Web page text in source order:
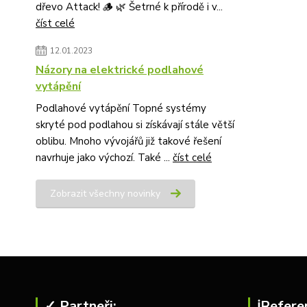
dřevo Attack! 🪵 🌿 Šetrné k přírodě i v...
číst celé
12.01.2023
Názory na elektrické podlahové
vytápění
Podlahové vytápění Topné systémy
skryté pod podlahou si získávají stále větší
oblibu. Mnoho vývojářů již takové řešení
navrhuje jako výchozí. Také ... číst celé
Zobrazit všechny novinky